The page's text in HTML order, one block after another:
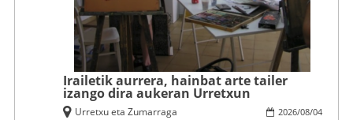
Irailetik aurrera, hainbat arte tailer
izango dira aukeran Urretxun
2026/08/04
Urretxu eta Zumarraga